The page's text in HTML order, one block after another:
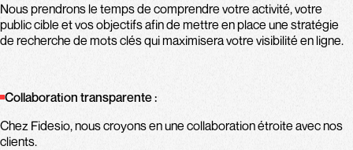
Nous prendrons le temps de comprendre votre activité, votre
public cible et vos objectifs afin de mettre en place une stratégie
de recherche de mots clés qui maximisera votre visibilité en ligne.
Collaboration transparente :
Chez Fidesio, nous croyons en une collaboration étroite avec nos
clients.